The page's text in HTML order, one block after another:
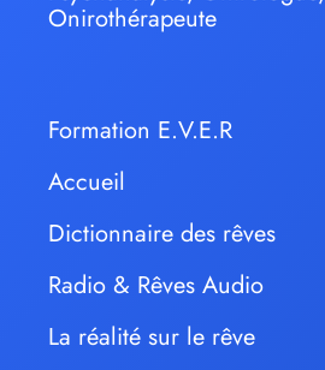
Onirothérapeute
Formation E.V.E.R
Accueil
Dictionnaire des rêves
Radio & Rêves Audio
La réalité sur le rêve